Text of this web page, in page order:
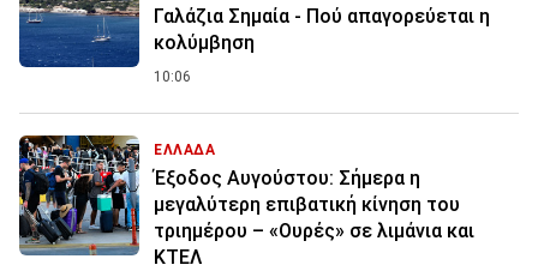
Γαλάζια Σημαία - Πού απαγορεύεται η
κολύμβηση
10:06
ΕΛΛΑΔΑ
Έξοδος Αυγούστου: Σήμερα η
μεγαλύτερη επιβατική κίνηση του
τριημέρου – «Ουρές» σε λιμάνια και
ΚΤΕΛ